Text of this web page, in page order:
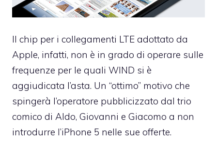
Il chip per i collegamenti LTE adottato da
Apple, infatti, non è in grado di operare sulle
frequenze per le quali WIND si è
aggiudicata l’asta. Un “ottimo” motivo che
spingerà l’operatore pubblicizzato dal trio
comico di Aldo, Giovanni e Giacomo a non
introdurre l’iPhone 5 nelle sue offerte.